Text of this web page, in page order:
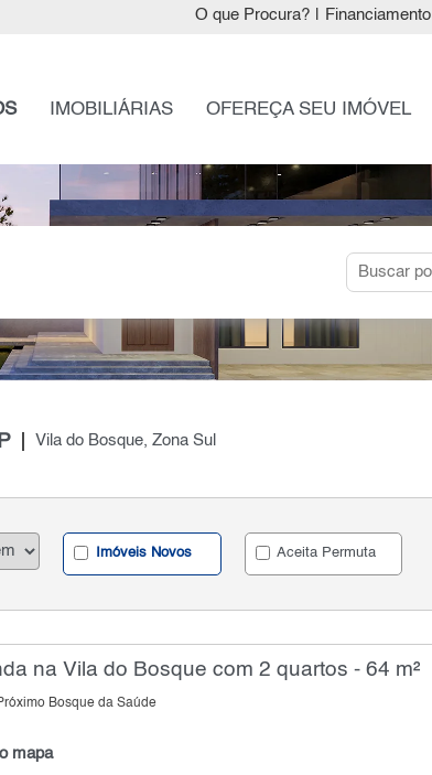
O que Procura? Financiamento
IMOBILIÁRIAS OFEREÇA SEU IMÓVEL
Vila do Bosque, Zona Sul
Imóveis Novos Aceita Permuta
na Vila do Bosque com 2 quartos - 64 m²
Bosque da Saúde
mapa